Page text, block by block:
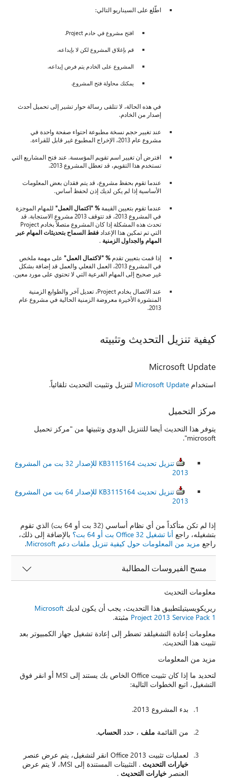
اطّلع على السيناريو التالي:
افتح مشروع في خادم Project.
قم بإغلاق المشروع لكن لا بإيداعه.
المشروع على الخادم يتم فرض إيداعه.
يمكنك محاولة فتح المشروع.
في هذه الحالة، لا تتلقى رسالة حوار تشير إلى تحميل أحدث
إصدار من الخادم.
عند تغيير حجم نسخة مطبوعة احتواء صفحة واحدة في
مشروع عام 2013، الإخراج المطبوع غير قابل للقراءة.
افترض أن تغيير اسم تقويم المؤسسة. عند فتح المشاريع التي
تستخدم هذا التقويم، قد تعطل المشروع 2013.
عندما تقوم بحفظ مشروع، قد يتم فقدان بعض المعلومات
الأساسية إذا لم يكن لديك إذن لحفظ أساس.
عندما تقوم بتعيين القيمة% "اكتمال العمل" للمهام الموجزة
في المشروع 2013، قد تتوقف 2013 مشروع الاستجابة. قد
تحدث هذه المشكلة إذا كان المشروع متصلاً بخادم Project
التي تم تمكين هذا الإعدادفقط السماح بتحديثات المهام عبر
المهام والجداول الزمنية .
إذا قمت بتعيين تقدم% "لاكتمال العمل" على مهمة ملخص
في المشروع 2013، العمل الفعلي والعمل قد إضافة بشكل
غير صحيح إلى المهام الفرعية التي لا تحتوي على مورد معين.
عند الاتصال بخادم Project، تعديل آخر والطوابع الزمنية
المنشورة الأخيرة معروضة الزمنية الحالية في مشروع عام
2013.
كيفية تنزيل التحديث وتثبيته
Microsoft Update
استخدامMicrosoft Update لتنزيل وتثبيت التحديث تلقائياً.
مركز التحميل
يتوفر هذا التحديث أيضا للتنزيل اليدوي وتثبيتها من "مركز تحميل
microsoft".
تنزيل تحديث KB3115164 للإصدار 32 بت من المشروع
2013
تنزيل تحديث KB3115164 للإصدار 64 بت من المشروع
2013
إذا لم تكن متأكداً من أي نظام أساسي (32 بت أو 64 بت) الذي تقوم
بتشغيله، راجع أنا تشغيل Office 32 بت أو 64 بت؟
بالإضافة إلى ذلك،
راجع مزيد من المعلومات حول كيفية تنزيل ملفات دعم Microsoft .
مسح الفيروسات المطالبة
معلومات التحديث
ريريكويسيتيلتطبيق هذا التحديث، يجب أن يكون لديكMicrosoft
Project 2013 Service Pack 1 مثبتة.
معلومات إعادة التشغيلقد تضطر إلى إعادة تشغيل جهاز الكمبيوتر بعد
تثبيت هذا التحديث.
مزيد من المعلومات
لتحديد ما إذا كان تثبيت Office الخاص بك يستند إلى MSI أو انقر فوق
التشغيل، اتبع الخطوات التالية:
بدء المشروع 2013.
من القائمة ملف ، حددالحساب.
لعمليات تثبيت Office 2013 انقر لتشغيل، يتم عرض عنصر
خيارات التحديث
. التثبيتات المستندة إلى MSI، لا يتم عرض
العنصرخيارات التحديث.